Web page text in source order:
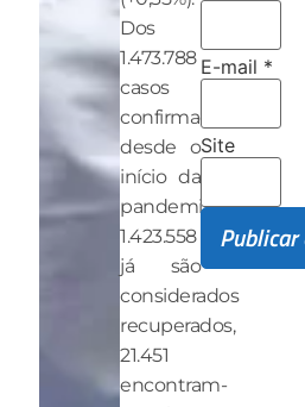
Dos
1.473.788
casos
confirmados
desde o
início da
pandemia,
1.423.558
já são
considerados
recuperados,
21.451
encontram-
E-mail *
Site